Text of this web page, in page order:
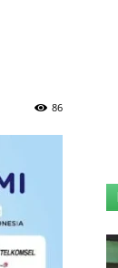
86